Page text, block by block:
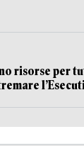
risorse per